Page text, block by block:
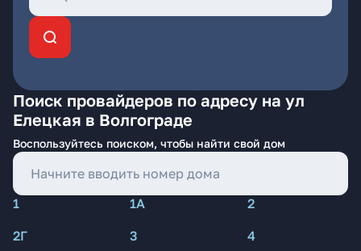
Поиск провайдеров по адресу на ул
Елецкая в Волгограде
Воспользуйтесь поиском, чтобы найти свой дом
1 1А
2
2Г
3
4